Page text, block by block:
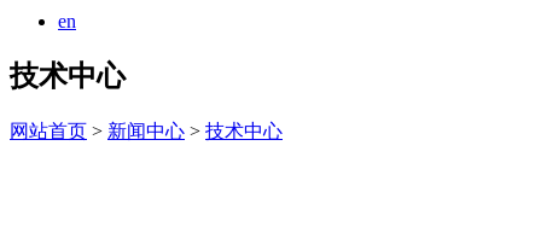
en
技术中心
网站首页 > 新闻中心 > 技术中心